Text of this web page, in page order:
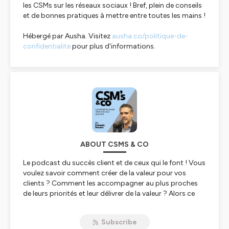
les CSMs sur les réseaux sociaux ! Bref, plein de conseils
et de bonnes pratiques à mettre entre toutes les mains !
Hébergé par Ausha. Visitez ausha.co/politique-de-
confidentialitepour plus d'informations.
ABOUT CSMS & CO
Le podcast du succès client et de ceux qui le font ! Vous
voulez savoir comment créer de la valeur pour vos
clients ? Comment les accompagner au plus proches
de leurs priorités et leur délivrer de la valeur ? Alors ce
pour déployer leurs projets et les aider à transformer
Subscribe